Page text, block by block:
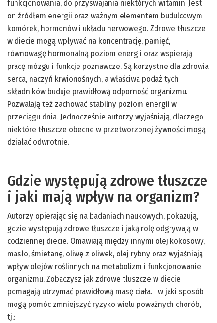
funkcjonowania, do przyswajania niektórych witamin. Jest
on źródłem energii oraz ważnym elementem budulcowym
komórek, hormonów i układu nerwowego. Zdrowe tłuszcze
w diecie mogą wpływać na koncentrację, pamięć,
równowagę hormonalną poziom energii oraz wspierają
pracę mózgu i funkcje poznawcze. Są korzystne dla zdrowia
serca, naczyń krwionośnych, a właściwa podaż tych
składników buduje prawidłową odporność organizmu.
Pozwalają też zachować stabilny poziom energii w
przeciągu dnia. Jednocześnie autorzy wyjaśniają, dlaczego
niektóre tłuszcze obecne w przetworzonej żywności mogą
działać odwrotnie.
Gdzie występują zdrowe tłuszcze
i jaki mają wpływ na organizm?
Autorzy opierając się na badaniach naukowych, pokazują,
gdzie występują zdrowe tłuszcze i jaką rolę odgrywają w
codziennej diecie. Omawiają między innymi olej kokosowy,
masło, śmietanę, oliwę z oliwek, olej rybny oraz wyjaśniają
wpływ olejów roślinnych na metabolizm i funkcjonowanie
organizmu. Zobaczysz jak zdrowe tłuszcze w diecie
pomagają utrzymać prawidłową masę ciała. I w jaki sposób
mogą pomóc zmniejszyć ryzyko wielu poważnych chorób,
tj.: